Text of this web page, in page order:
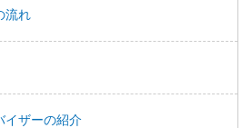
流れ
イザーの紹介